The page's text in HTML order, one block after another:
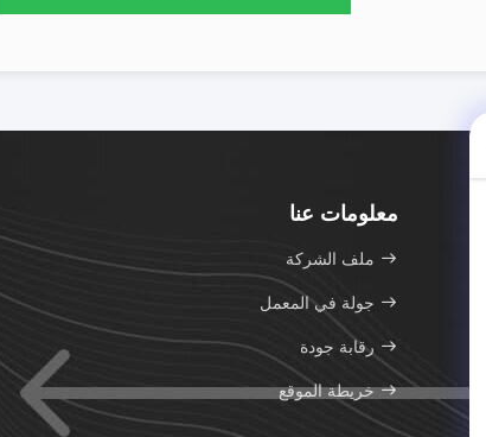
معلومات عنا
ملف الشركة
جولة في المعمل
رقابة جودة
خريطة الموقع